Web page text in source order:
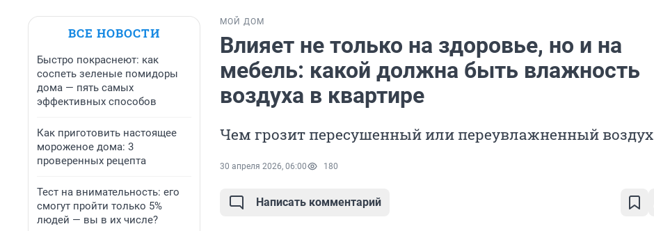
ВСЕ НОВОСТИ
Быстро покраснеют: как
соспеть зеленые помидоры
дома — пять самых
эффективных способов
Как приготовить настоящее
мороженое дома: 3
проверенных рецепта
Тест на внимательность: его
смогут пройти только 5%
людей — вы в их числе?
МОЙ ДОМ
Влияет не только на здоровье, но и на
мебель: какой должна быть влажность
воздуха в квартире
Чем грозит пересушенный или переувлажненный воздух
30 апреля 2026, 06:00 180
Написать комментарий